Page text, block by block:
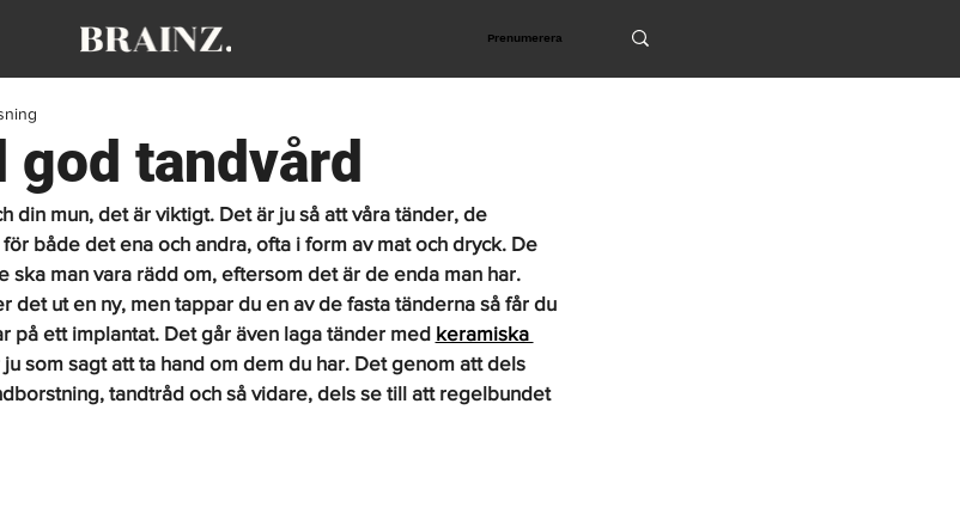
Prenumerera
tandvård
din mun, det är viktigt. Det är ju så att våra tänder, de
både det ena och andra, ofta i form av mat och dryck. De
ska man vara rädd om, eftersom det är de enda man har.
det ut en ny, men tappar du en av de fasta tänderna så får du
på ett implantat. Det går även laga tänder med keramiska
som sagt att ta hand om dem du har. Det genom att dels
tandtråd och så vidare, dels se till att regelbundet